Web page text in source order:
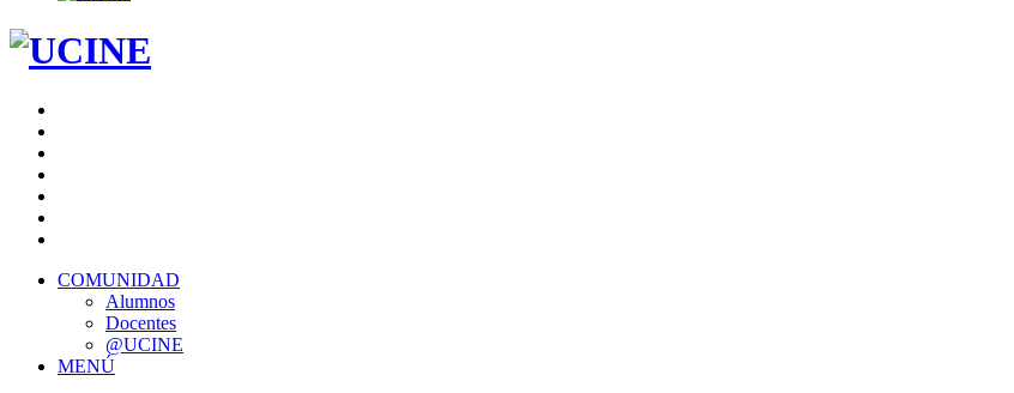
COMUNIDAD
Alumnos
Docentes
@UCINE
MENÚ